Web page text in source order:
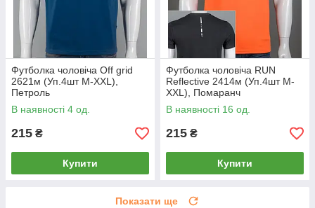
Футболка чоловіча Off grid
2621м (Уп.4шт M-XXL),
Петроль
В наявності 4 од.
215 ₴
Купити
Футболка чоловіча RUN
Reflective 2414м (Уп.4шт M-
XXL), Помаранч
В наявності 16 од.
215 ₴
Купити
Показати ще